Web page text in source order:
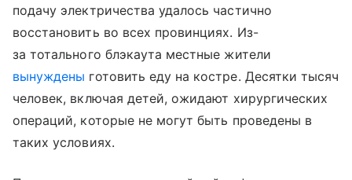
подачу электричества удалось частично
восстановить во всех провинциях. Из-
за тотального блэкаута местные жители
вынуждены готовить еду на костре. Десятки тысяч
человек, включая детей, ожидают хирургических
операций, которые не могут быть проведены в
таких условиях.